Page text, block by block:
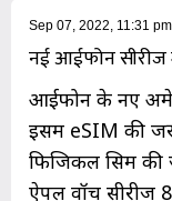
Sep 07, 2022, 11:31 pm
नई आईफोन सीरीज
आईफोन के नए
इसमें eSIM की
फिजिकल सिम की
ऐपल वॉच सीरीज